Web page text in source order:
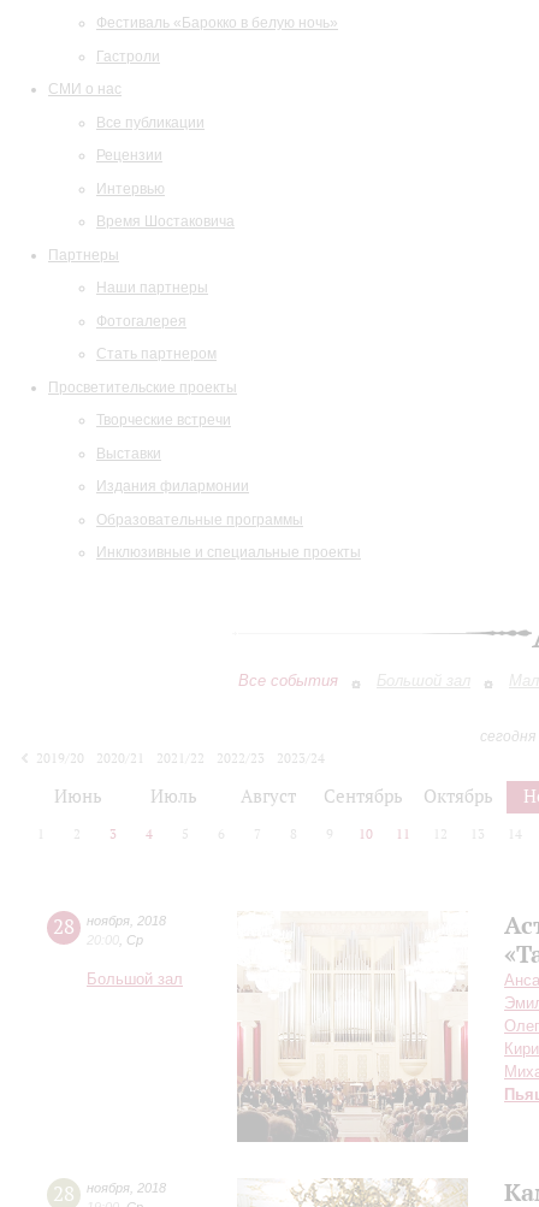
Фестиваль «Барокко в белую ночь»
Гастроли
СМИ о нас
Все публикации
Рецензии
Интервью
Время Шостаковича
Партнеры
Наши партнеры
Фотогалерея
Стать партнером
Просветительские проекты
Творческие встречи
Выставки
Издания филармонии
Образовательные программы
Инклюзивные и специальные проекты
Все события Большой зал
2019/20
2020/21 2021/22 2022/23
2023/24
Июнь Июль Август Сентябрь Октябрь
2 3 4 5 6 7 8 9 10 11 12 13 14
28 ноября 2018
20:00 Ср
Большой зал
28 ноября 2018